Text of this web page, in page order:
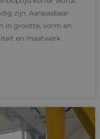
zijn. Aanpasbaar
in grootte, vorm en
en maatwerk